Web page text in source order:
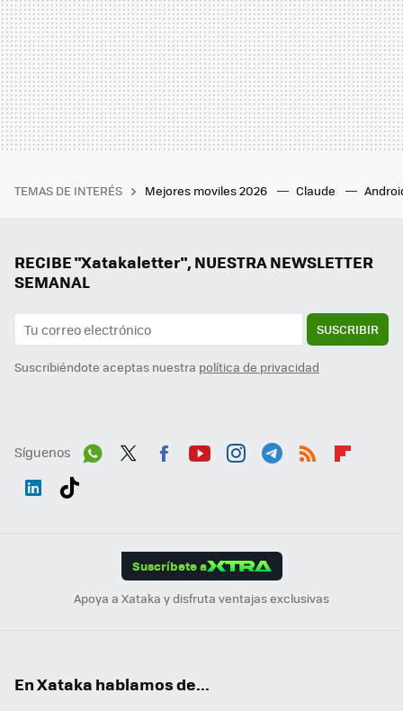
TEMAS DE INTERÉS Mejores moviles 2026 Claude
RECIBE "Xatakaletter", NUESTRA NEWSLETTER
SEMANAL
SUSCRIBIR
Suscribiéndote aceptas nuestra política de privacidad
Síguenos
Suscríbete a
Apoya a Xataka y disfruta ventajas exclusivas
En Xataka hablamos de...